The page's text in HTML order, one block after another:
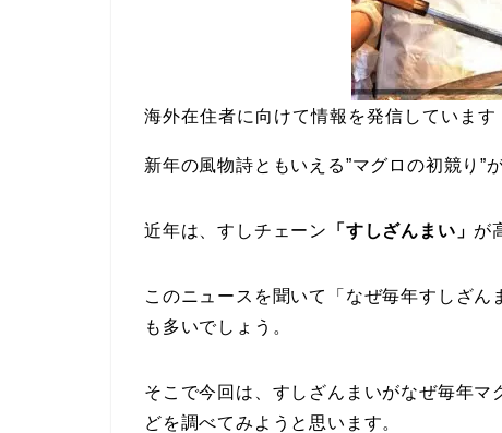
海外在住者に向けて情報を発信しています
新年の風物詩ともいえる”マグロの初競り”
近年は、すしチェーン 「すしざんまい」 が
このニュースを聞いて「なぜ毎年すしざ
も多いでしょう。
そこで今回は、すしざんまいがなぜ毎年
どを調べてみようと思います。